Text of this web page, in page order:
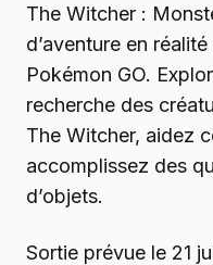
The Witcher :
d’aventure en
Pokémon GO.
recherche des
The Witcher, aidez
accomplissez des
d’objets.
Sortie prévue le 21